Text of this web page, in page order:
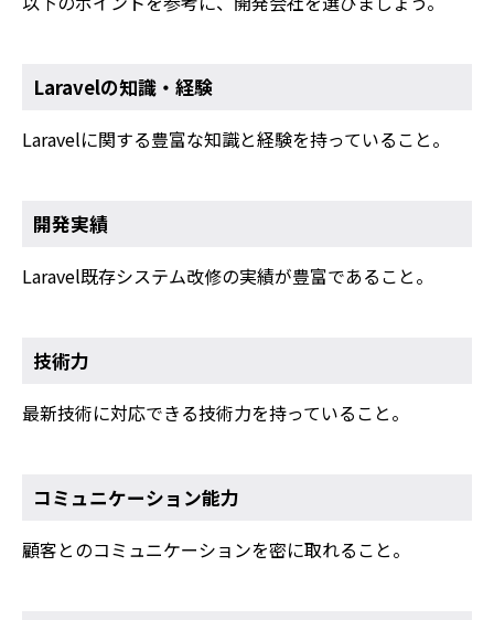
Laravelの知識・経験
Laravelに関する豊富な知識と経験を持っていること。
開発実績
Laravel既存システム改修の実績が豊富であること。
技術力
最新技術に対応できる技術力を持っていること。
コミュニケーション能力
顧客とのコミュニケーションを密に取れること。